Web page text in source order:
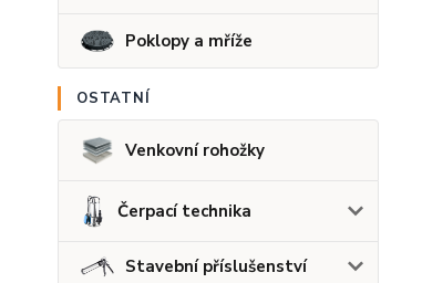
Poklopy a mříže
OSTATNÍ
Venkovní rohožky
Čerpací technika
Stavební příslušenství